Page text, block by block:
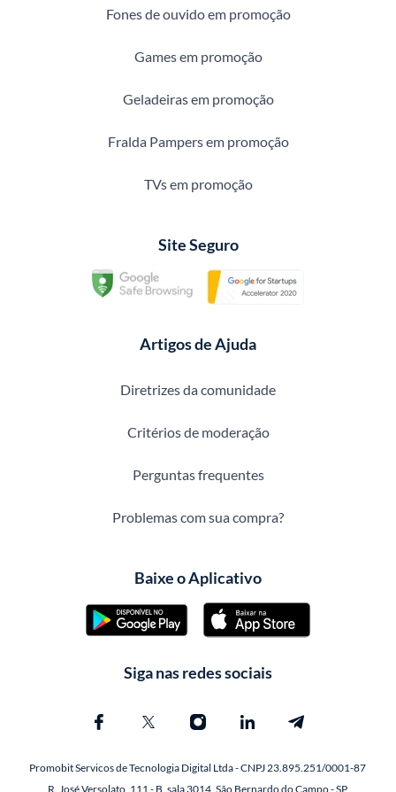
Fones de ouvido em promoção
Games em promoção
Geladeiras em promoção
Fralda Pampers em promoção
TVs em promoção
Site Seguro
Artigos de Ajuda
Diretrizes da comunidade
Critérios de moderação
Perguntas frequentes
Problemas com sua compra?
Baixe o Aplicativo
Siga nas redes sociais
Promobit Servicos de Tecnologia Digital Ltda - CNPJ 23.895.251/0001-87
R. José Versolato, 111 - B, sala 3014, São Bernardo do Campo - SP